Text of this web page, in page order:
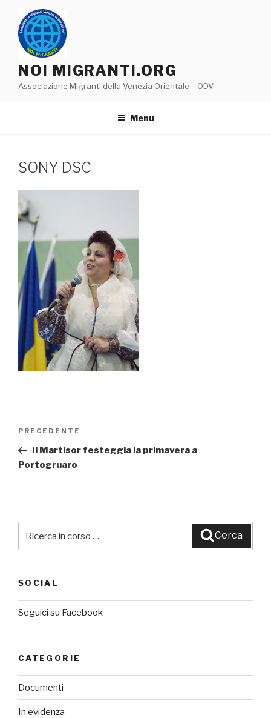
contenuto
NOI MIGRANTI.ORG
Associazione Migranti della Venezia Orientale – ODV
Menu
SONY DSC
Navigazione
Articolo
precedente:
PRECEDENTE
Il Martisor festeggia la primavera a
Portogruaro
Cerca
SOCIAL
Seguici su Facebook
CATEGORIE
Documenti
In evidenza